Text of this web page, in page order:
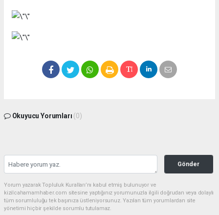
Okuyucu Yorumları (0)
Gönder
Yorum yazarak Topluluk Kuralları’nı kabul etmiş bulunuyor ve
kizilcahamamhaber.com sitesine yaptığınız yorumunuzla ilgili doğrudan veya dolaylı
tüm sorumluluğu tek başınıza üstleniyorsunuz. Yazılan tüm yorumlardan site
yönetimi hiçbir şekilde sorumlu tutulamaz.